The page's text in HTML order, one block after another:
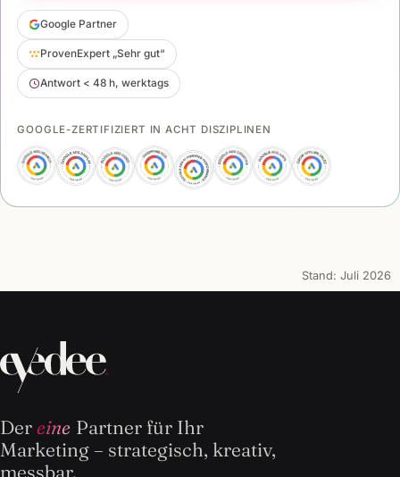
Google Partner
ProvenExpert „Sehr gut“
Antwort < 48 h, werktags
GOOGLE-ZERTIFIZIERT IN ACHT DISZIPLINEN
Stand: Juli 2026
Dereine Partner für Ihr
Marketing – strategisch, kreativ,
messbar.